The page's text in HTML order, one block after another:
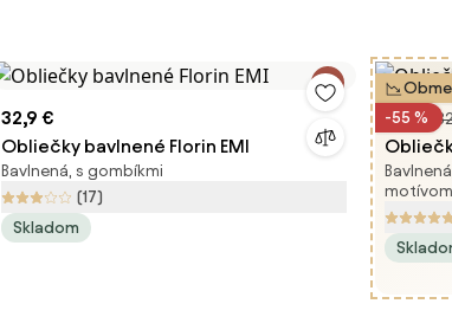
32,9 €
Obliečky bavlnené Florin EMI
Bavlnená, s gombíkmi
(17)
Skladom
-55 %
14,9 €
motívom